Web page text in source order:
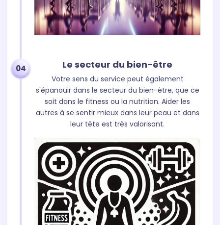
Le secteur du bien-être
Votre sens du service peut également
s'épanouir dans le secteur du bien-être, que ce
soit dans le fitness ou la nutrition. Aider les
autres à se sentir mieux dans leur peau et dans
leur tête est très valorisant.
04